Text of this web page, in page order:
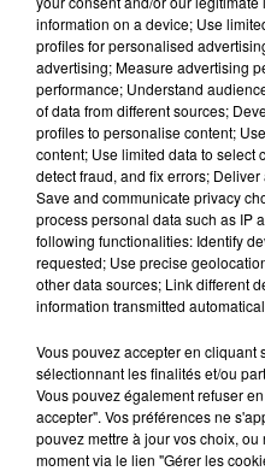
7h51
OCCITANIE : CET ÉTÉ,
DANS LES ATELIERS
Marre des plages bondées
information on a device; Use
profiles for personalised
advertising; Measure advertising
performance; Understand
of data from different sources;
profiles to personalise content;
content; Use limited data to select
detect fraud, and fix errors;
Save and communicate privacy
process personal data such as IP
following functionalities: Identify
requested; Use precise
other data sources; Link different
information transmitted
Vous pouvez accepter en cliquant
sélectionnant les finalités et/ou
Vous pouvez également refuser
accepter". Vos préférences ne
pouvez mettre à jour vos choix,
moment via le lien "Gérer les